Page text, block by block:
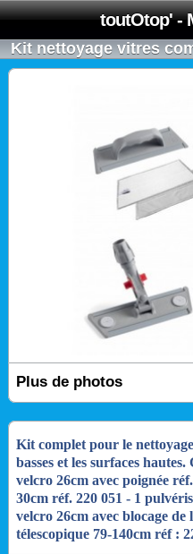
Plus de photos
Kit complet pour le
basses et les surfaces
velcro 26cm avec poignée
30cm réf. 220 051 - 1
velcro 26cm avec blocage
télescopique 79-140cm réf :